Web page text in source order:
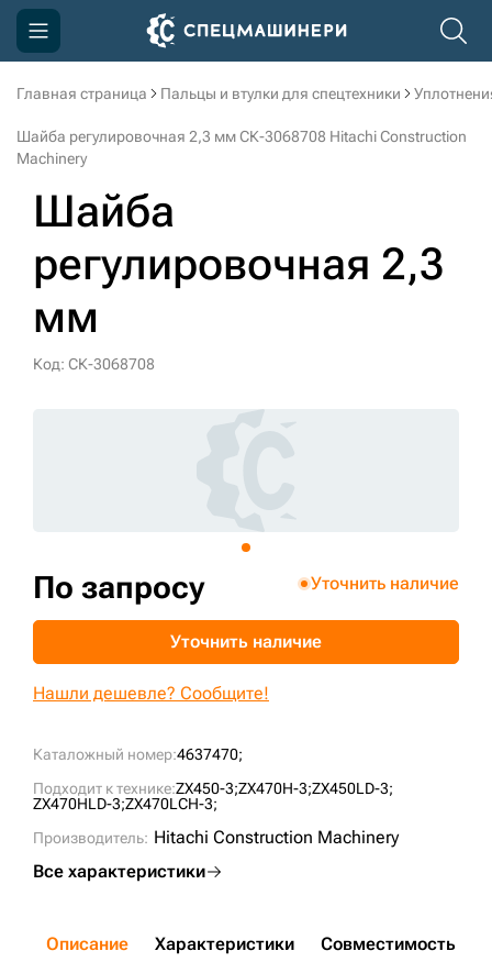
Главная страница Пальцы и втулки для спецтехники
Шайба регулировочная 2,3 мм СК-3068708 Hitachi Construction
Machinery
Шайба
регулировочная 2,3
мм
Код: СК-3068708
Каталожный номер:4637470;
Подходит к технике:ZX450-3;ZX470H-3;ZX450LD-3;
ZX470HLD-3;ZX470LCH-3;
Производитель: Hitachi Construction Machinery
Все характеристики
По запросу Уточнить наличие
Уточнить наличие
Нашли дешевле? Сообщите!
Описание Характеристики Совместимость
Компания
Акции
Доставка и оплата
Контакты
3D тур по производству